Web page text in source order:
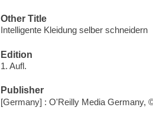
Other Title
Intelligente Kleidung selber schneidern
Edition
1. Aufl.
Publisher
[Germany] : O'Reilly Media Germany,